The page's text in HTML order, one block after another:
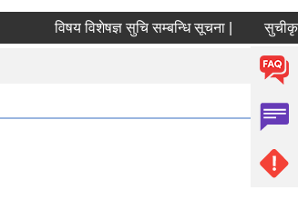
विषय विशेषज्ञ सुचि सम्बन्धि सूचना | सुचीकृत